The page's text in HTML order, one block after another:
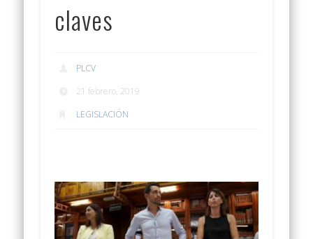
claves
PLCV
21 febrero, 2019
LEGISLACIÓN